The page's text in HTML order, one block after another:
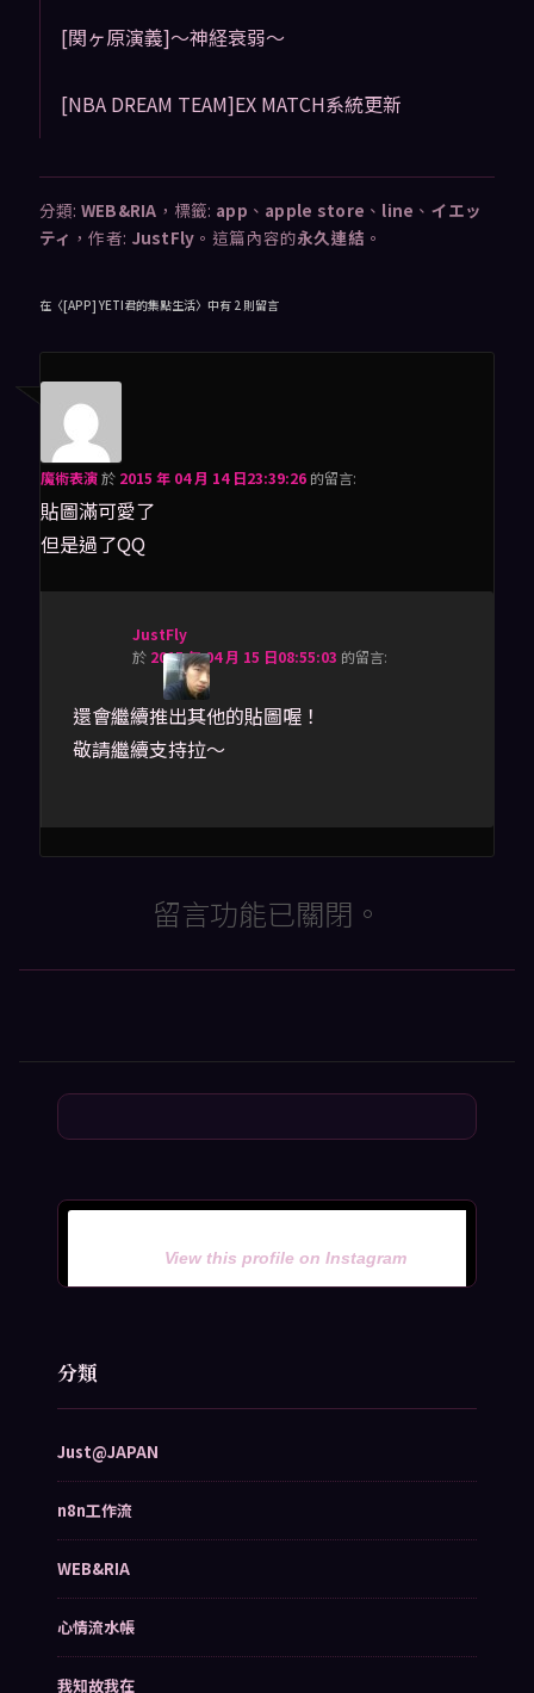
[関ヶ原演義]〜神経衰弱〜
[NBA DREAM TEAM]EX MATCH系統更新
分類: WEB&RIA ，標籤: app 、 apple store 、 line 、 イエッ
ティ ，作者: JustFly 。這篇內容的永久連結 。
在〈[APP] YETI君的集點生活〉中有 2 則留言
魔術表演於 2015 年 04 月 14 日23:39:26的留言:
貼圖滿可愛了
但是過了QQ
JustFly
於 2015 年 04 月 15 日08:55:03 的留言:
還會繼續推出其他的貼圖喔！
敬請繼續支持拉～
留言功能已關閉。
View this profile on Instagram
分類
Just@JAPAN
n8n工作流
WEB&RIA
心情流水帳
我知故我在